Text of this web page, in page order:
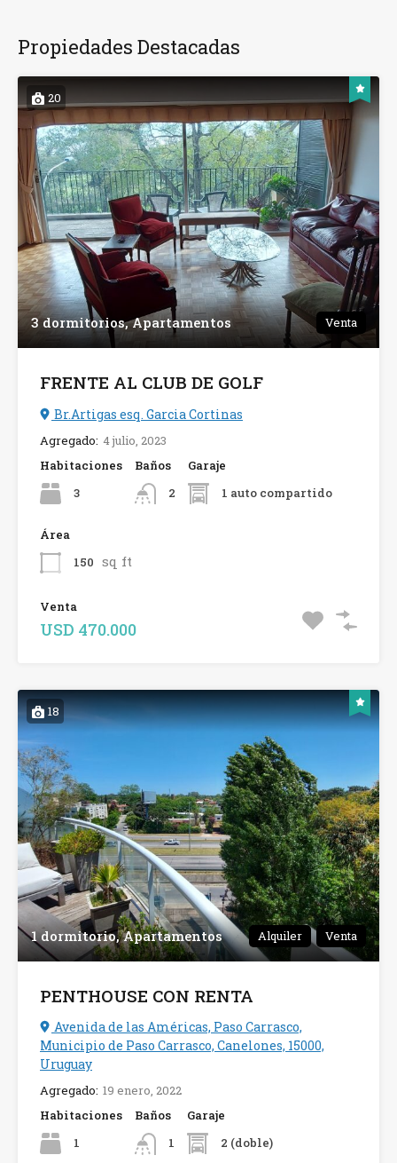
Propiedades Destacadas
20
3 dormitorios, Apartamentos Venta
FRENTE AL CLUB DE GOLF
Br.Artigas esq. Garcia Cortinas
Agregado: 4 julio, 2023
Habitaciones
3
Baños
2
Garaje
1 auto compartido
Área
150 sq ft
Venta
USD 470.000
18
1 dormitorio, Apartamentos Alquiler Venta
PENTHOUSE CON RENTA
Avenida de las Américas, Paso Carrasco,
Municipio de Paso Carrasco, Canelones, 15000,
Uruguay
Agregado: 19 enero, 2022
Habitaciones
1
Baños
1
Garaje
2 (doble)